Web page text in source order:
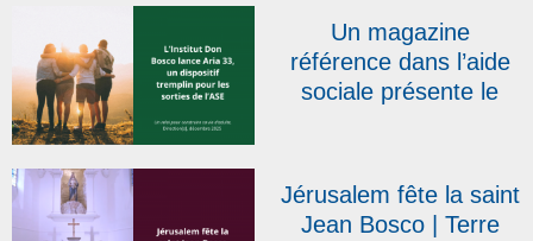
Un magazine
référence dans l’aide
sociale présente le
Jérusalem fête la saint
Jean Bosco | Terre